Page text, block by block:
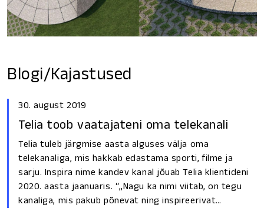
Blogi/Kajastused
30. august 2019
Telia toob vaatajateni oma telekanali
Telia tuleb järgmise aasta alguses välja oma
telekanaliga, mis hakkab edastama sporti, filme ja
sarju. Inspira nime kandev kanal jõuab Telia klientideni
2020. aasta jaanuaris. “„Nagu ka nimi viitab, on tegu
kanaliga, mis pakub põnevat ning inspireerivat…